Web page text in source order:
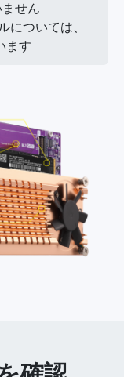
せん
については、
ます